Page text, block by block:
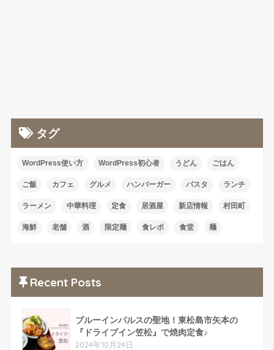
タグ
WordPress使い方 WordPress初心者 うどん ごはん
ご飯 カフェ グルメ ハンバーガー パスタ ランチ
ラーメン 中華料理 定食 居酒屋 新店情報 村田町
海鮮 老舗 酒 限定麺 食レポ 食堂 麺
Recent Posts
ブルーインパルスの聖地！東松島市矢本の
『ドライブイン笠松』で焼肉定食♪
2024年10月24日